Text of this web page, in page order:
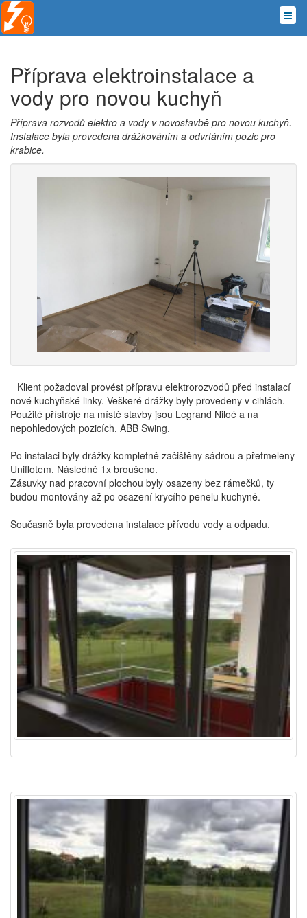
Příprava elektroinstalace a
vody pro novou kuchyň
Příprava rozvodů elektro a vody v novostavbě pro novou kuchyň.
Instalace byla provedena drážkováním a odvrtáním pozic pro
krabice.
Klient požadoval provést přípravu elektrorozvodů před instalací
nové kuchyňské linky. Veškeré drážky byly provedeny v cihlách.
Použité přístroje na místě stavby jsou Legrand Niloé a na
nepohledových pozicích, ABB Swing.
Po instalaci byly drážky kompletně začištěny sádrou a přetmeleny
Uniflotem. Následně 1x broušeno.
Zásuvky nad pracovní plochou byly osazeny bez rámečků, ty
budou montovány až po osazení krycího penelu kuchyně.
Současně byla provedena instalace přívodu vody a odpadu.